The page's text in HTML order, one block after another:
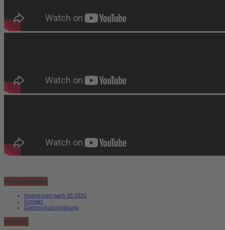
Informationen
Impressum nach §5 DDG
Kontakt
Datenschutzerklärung
Werben